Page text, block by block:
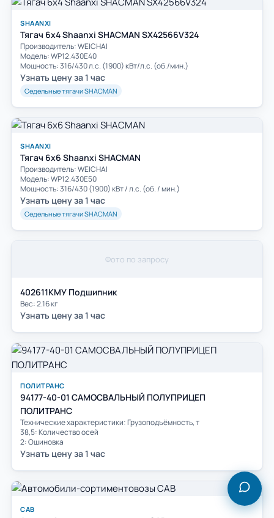
SHAANXI
Тягач 6x4 Shaanxi SHACMAN SX42566V324
Производитель: WEICHAI
Модель: WP12.430E40
Мощность: 316/430 л.с. (1900) кВт/л.с. (об./мин.)
Узнать цену за 1 час
Седельные тягачи SHACMAN
SHAANXI
Тягач 6x6 Shaanxi SHACMAN
Производитель: WEICHAI
Модель: WP12.430E50
Мощность: 316/430 (1900) кВт / л.с. (об. / мин.)
Узнать цену за 1 час
Седельные тягачи SHACMAN
Фото по запросу
402611КМУ Подшипник
Вес: 2.16 кг
Узнать цену за 1 час
ПОЛИТРАНС
94177-40-01 САМОСВАЛЬНЫЙ ПОЛУПРИЦЕП
ПОЛИТРАНС
Технические характеристики: Грузоподъёмность, т
38,5: Количество осей
2: Ошиновка
Узнать цену за 1 час
САВ